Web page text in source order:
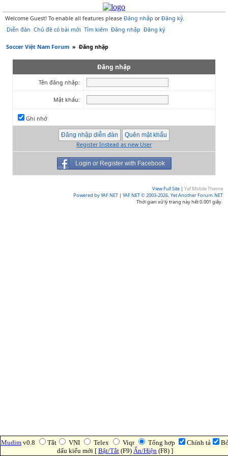
Mudim v0.8 Tắt VNI Telex Viqr Tổng hợp Chính tả
dấu kiểu mới [ Bật/Tắt (F9) Ẩn/Hiện (F8) ]
Welcome Guest! To enable all features please Đăng nhập orĐăng ký.
Diễn đàn Chủ đề có bài mới Tìm kiếm Đăng nhập Đăng ký
Soccer Việt Nam Forum » Đăng nhập
Đăng nhập
Tên đăng nhập:
Mật khẩu:
Ghi nhớ
Register Instead as new User
Login or Register with Facebook
View Full Site | Yaf Mobile Theme
Powered by YAF.NET | YAF.NET © 2003-2026, Yet Another Forum.NET
Thời gian xử lý trang này hết 0.001 giây.